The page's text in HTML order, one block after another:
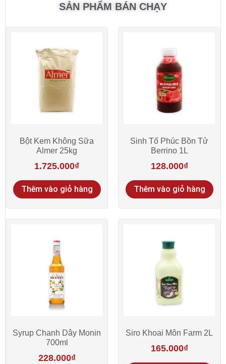
SẢN PHẨM BÁN CHẠY
Bột Kem Không Sữa
Almer 25kg
1.725.000₫
Thêm vào giỏ hàng
Sinh Tố Phúc Bồn Tử
Berrino 1L
128.000₫
Thêm vào giỏ hàng
Syrup Chanh Dây Monin
700ml
228.000₫
Siro Khoai Môn Farm 2L
165.000₫